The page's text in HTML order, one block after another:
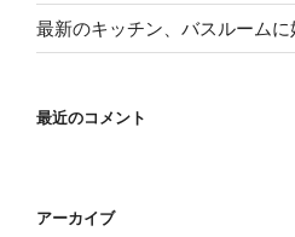
最新のキッチン、バスルーム
最近のコメント
アーカイブ